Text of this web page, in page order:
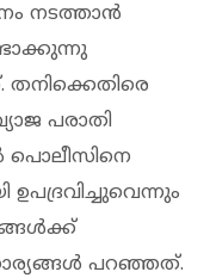
നടത്താൻ
പരാതി
പൊലീസിനെ
പറഞ്ഞത്.